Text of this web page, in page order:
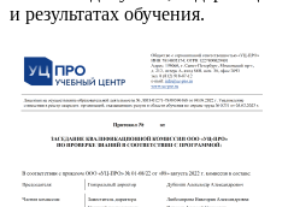
и результатах обучения.